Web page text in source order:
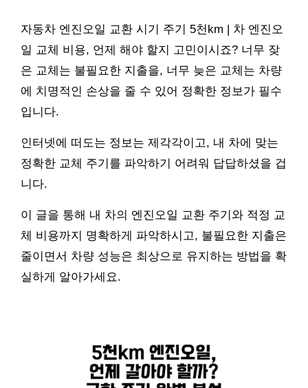
자동차 엔진오일 교환 시기 주기 5천km | 차 엔진오
일 교체 비용, 언제 해야 할지 고민이시죠? 너무 잦
은 교체는 불필요한 지출을, 너무 늦은 교체는 차량
에 치명적인 손상을 줄 수 있어 정확한 정보가 필수
입니다.
인터넷에 떠도는 정보는 제각각이고, 내 차에 맞는
정확한 교체 주기를 파악하기 어려워 답답하셨을 겁
니다.
이 글을 통해 내 차의 엔진오일 교환 주기와 적정 교
체 비용까지 명확하게 파악하시고, 불필요한 지출은
줄이면서 차량 성능은 최상으로 유지하는 방법을 확
실하게 알아가세요.